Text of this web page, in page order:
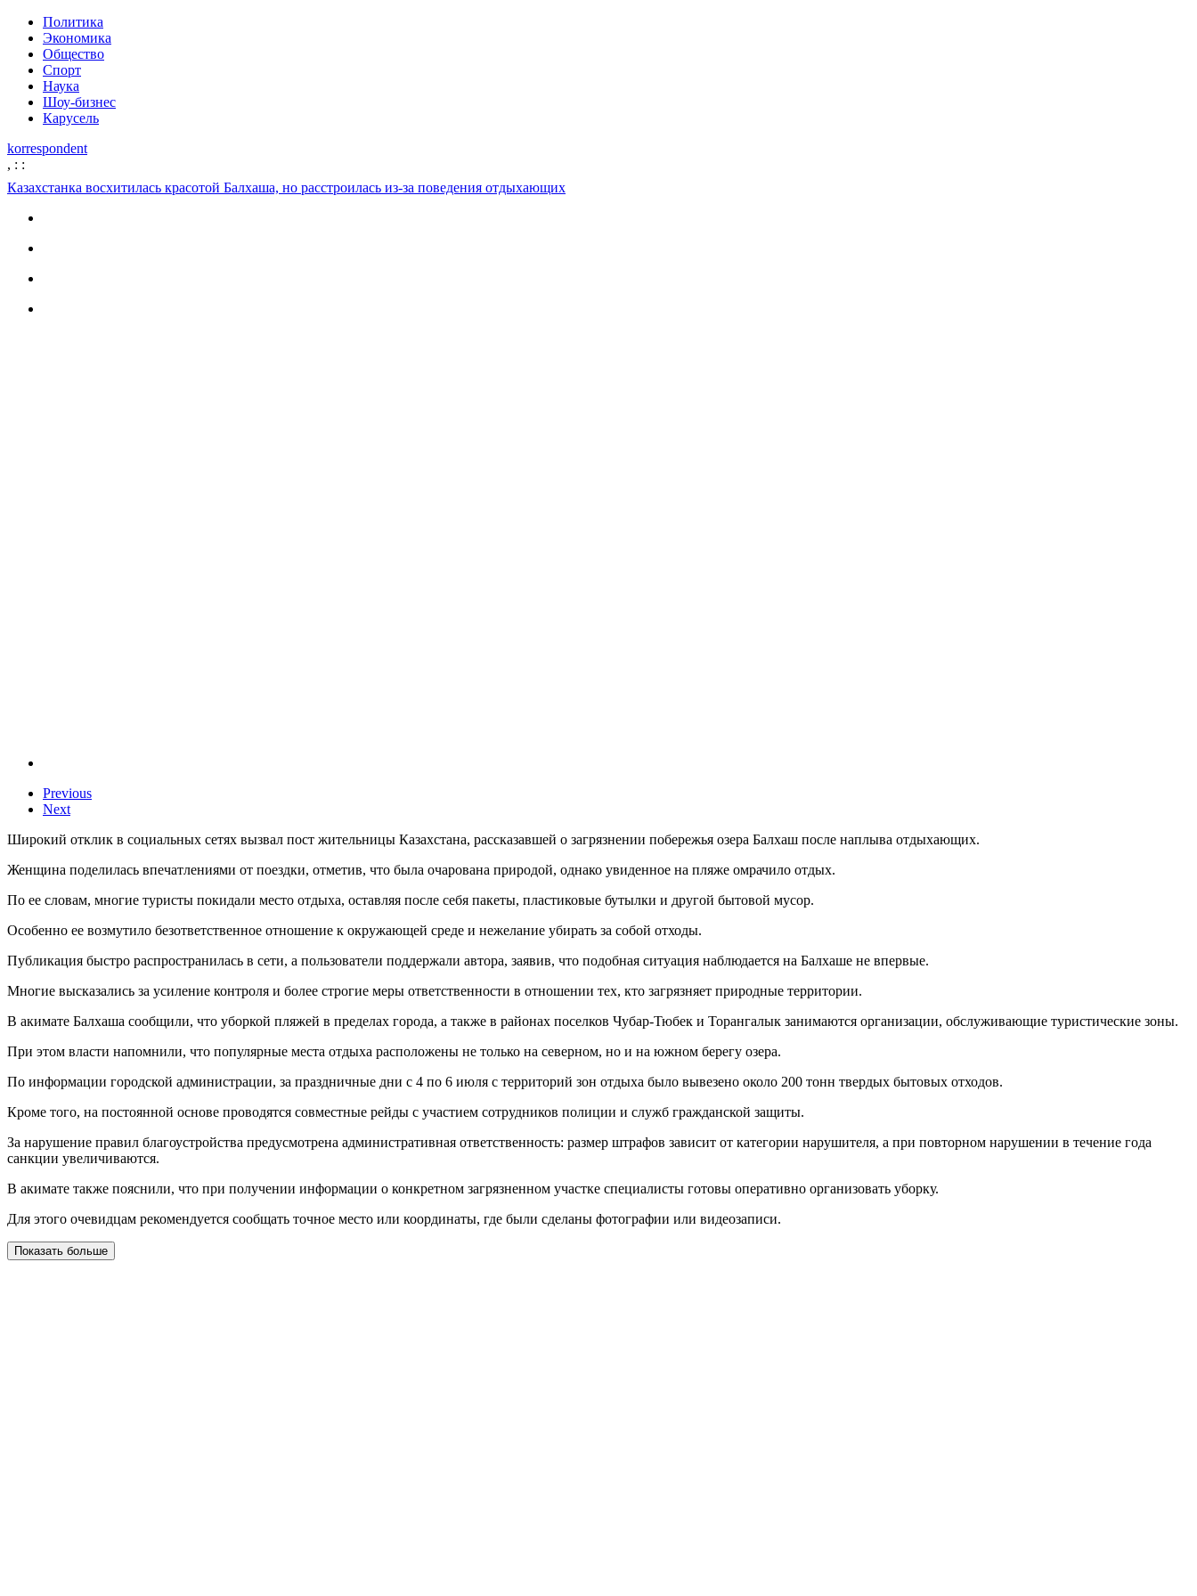
Политика
Экономика
Общество
Спорт
Наука
Шоу-бизнес
Карусель
korrespondent
, : :
Казахстанка восхитилась красотой Балхаша, но расстроилась из-за поведения отдыхающих
Previous
Next
Широкий отклик в социальных сетях вызвал пост жительницы Казахстана, рассказавшей о загрязнении побережья озера Балхаш после наплыва отдыхающих.
Женщина поделилась впечатлениями от поездки, отметив, что была очарована природой, однако увиденное на пляже омрачило отдых.
По ее словам, многие туристы покидали место отдыха, оставляя после себя пакеты, пластиковые бутылки и другой бытовой мусор.
Особенно ее возмутило безответственное отношение к окружающей среде и нежелание убирать за собой отходы.
Публикация быстро распространилась в сети, а пользователи поддержали автора, заявив, что подобная ситуация наблюдается на Балхаше не впервые.
Многие высказались за усиление контроля и более строгие меры ответственности в отношении тех, кто загрязняет природные территории.
В акимате Балхаша сообщили, что уборкой пляжей в пределах города, а также в районах поселков Чубар-Тюбек и Торангалык занимаются организации, обслуживающие туристические зоны.
При этом власти напомнили, что популярные места отдыха расположены не только на северном, но и на южном берегу озера.
По информации городской администрации, за праздничные дни с 4 по 6 июля с территорий зон отдыха было вывезено около 200 тонн твердых бытовых отходов.
Кроме того, на постоянной основе проводятся совместные рейды с участием сотрудников полиции и служб гражданской защиты.
За нарушение правил благоустройства предусмотрена административная ответственность: размер штрафов зависит от категории нарушителя, а при повторном нарушении в течение года
санкции увеличиваются.
В акимате также пояснили, что при получении информации о конкретном загрязненном участке специалисты готовы оперативно организовать уборку.
Для этого очевидцам рекомендуется сообщать точное место или координаты, где были сделаны фотографии или видеозаписи.
Показать больше